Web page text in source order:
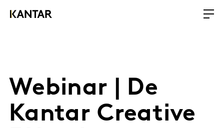
Webinar | De
Kantar Creative